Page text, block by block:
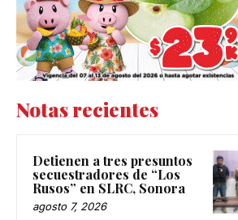
Notas recientes
Detienen a tres presuntos
secuestradores de “Los
Rusos” en SLRC, Sonora
agosto 7, 2026